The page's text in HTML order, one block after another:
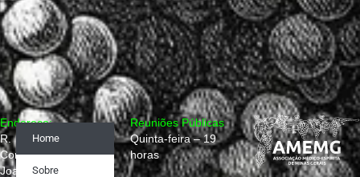
Reuniões Públicas
Quinta-feira – 19
horas
Home
Sobre
Endereço:
R.
Conselheiro
Joaquim